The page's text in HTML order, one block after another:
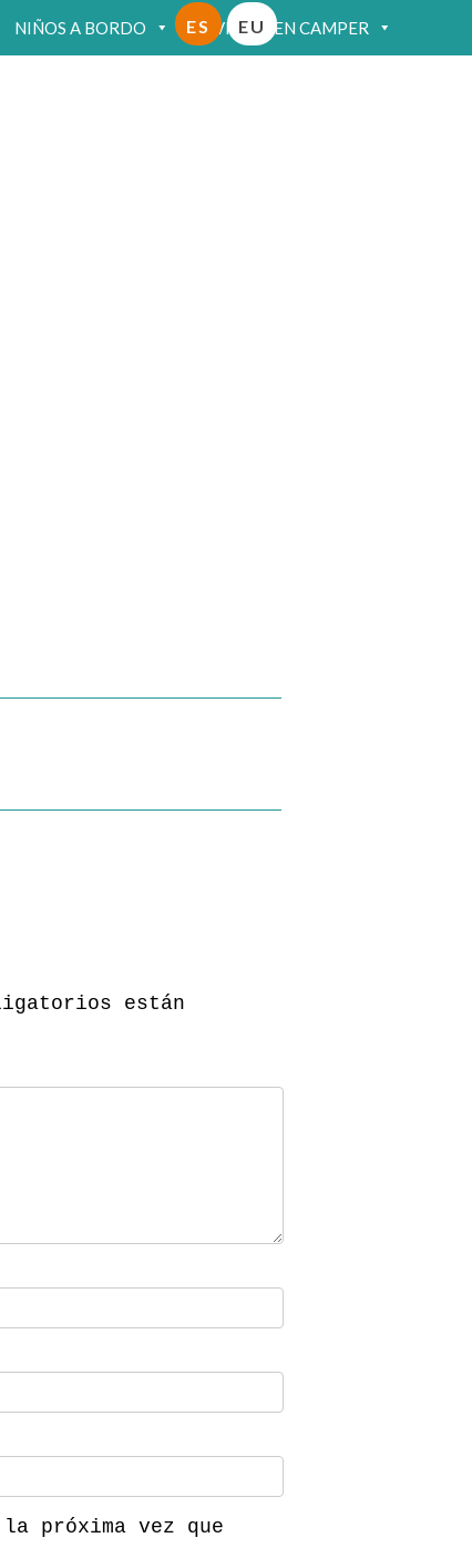
NIÑOS A BORDO VIAJAR EN CAMPER
ES EU
están
próxima vez que